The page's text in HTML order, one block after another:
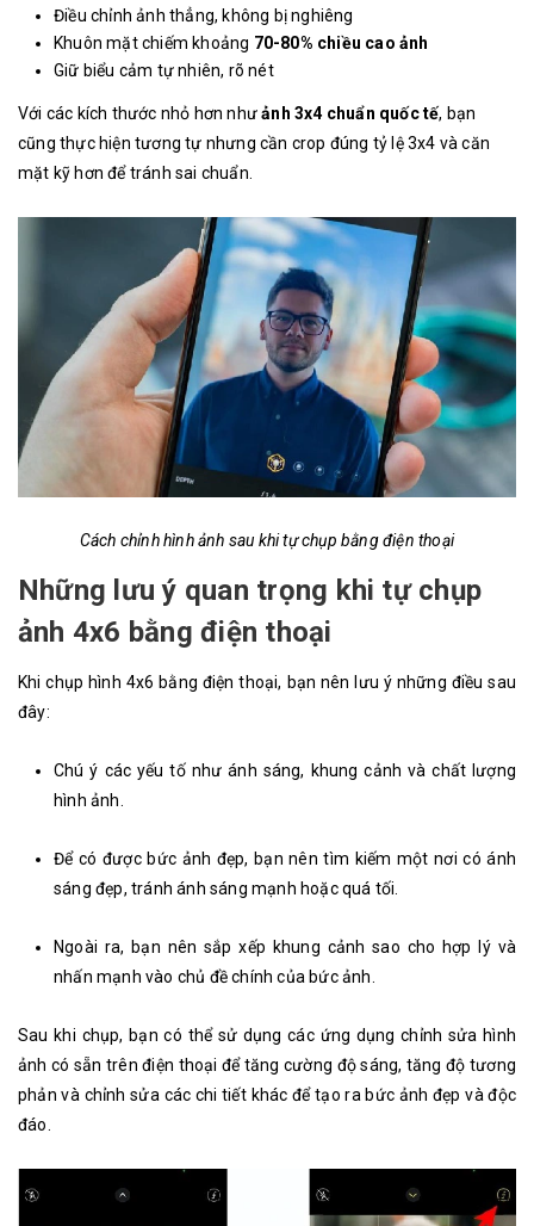
Điều chỉnh ảnh thẳng, không bị nghiêng
Khuôn mặt chiếm khoảng 70-80% chiều cao ảnh
Giữ biểu cảm tự nhiên, rõ nét
Với các kích thước nhỏ hơn như ảnh 3x4 chuẩn quốc tế, bạn
cũng thực hiện tương tự nhưng cần crop đúng tỷ lệ 3x4 và căn
mặt kỹ hơn để tránh sai chuẩn.
Cách chỉnh hình ảnh sau khi tự chụp bằng điện thoại
Những lưu ý quan trọng khi tự chụp
ảnh 4x6 bằng điện thoại
Khi chụp hình 4x6 bằng điện thoại, bạn nên lưu ý những điều sau
đây:
Chú ý các yếu tố như ánh sáng, khung cảnh và chất lượng
hình ảnh.
Để có được bức ảnh đẹp, bạn nên tìm kiếm một nơi có ánh
sáng đẹp, tránh ánh sáng mạnh hoặc quá tối.
Ngoài ra, bạn nên sắp xếp khung cảnh sao cho hợp lý và
nhấn mạnh vào chủ đề chính của bức ảnh.
Sau khi chụp, bạn có thể sử dụng các ứng dụng chỉnh sửa hình
ảnh có sẵn trên điện thoại để tăng cường độ sáng, tăng độ tương
phản và chỉnh sửa các chi tiết khác để tạo ra bức ảnh đẹp và độc
đáo.